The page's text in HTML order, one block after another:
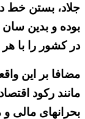
جلاد، بستن خط
بوده و بدین
در کشور را با
مضافا بر این
مانند رکود
بحرانهای مالی